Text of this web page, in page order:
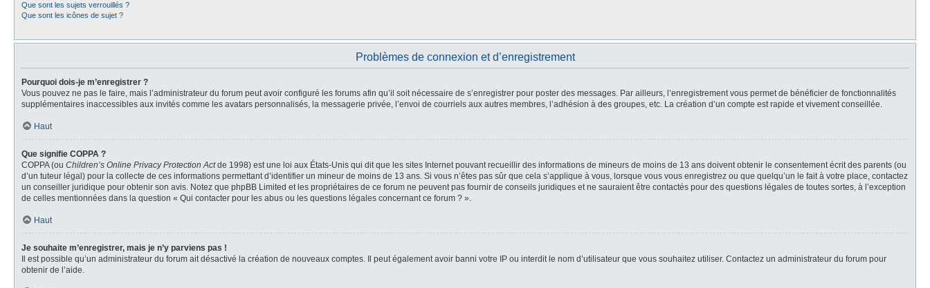
Que sont les sujets verrouillés ?
Que sont les icônes de sujet ?
Problèmes de connexion et d’enregistrement
Pourquoi dois-je m’enregistrer ?
Vous pouvez ne pas le faire, mais l’administrateur du forum peut avoir configuré les forums afin qu’il soit nécessaire de s’enregistrer pour poster des messages. Par ailleurs, l’enregistrement vous permet de bénéficier de fonctionnalités
supplémentaires inaccessibles aux invités comme les avatars personnalisés, la messagerie privée, l’envoi de courriels aux autres membres, l’adhésion à des groupes, etc. La création d’un compte est rapide et vivement conseillée.
Haut
Que signifie COPPA ?
COPPA (ou Children’s Online Privacy Protection Actde 1998) est une loi aux États-Unis qui dit que les sites Internet pouvant recueillir des informations de mineurs de moins de 13 ans doivent obtenir le consentement écrit des parents (ou
d’un tuteur légal) pour la collecte de ces informations permettant d’identifier un mineur de moins de 13 ans. Si vous n’êtes pas sûr que cela s’applique à vous, lorsque vous vous enregistrez ou que quelqu’un le fait à votre place, contactez
un conseiller juridique pour obtenir son avis. Notez que phpBB Limited et les propriétaires de ce forum ne peuvent pas fournir de conseils juridiques et ne sauraient être contactés pour des questions légales de toutes sortes, à l’exception
de celles mentionnées dans la question « Qui contacter pour les abus ou les questions légales concernant ce forum ? ».
Haut
Je souhaite m’enregistrer, mais je n’y parviens pas !
Il est possible qu’un administrateur du forum ait désactivé la création de nouveaux comptes. Il peut également avoir banni votre IP ou interdit le nom d’utilisateur que vous souhaitez utiliser. Contactez un administrateur du forum pour
obtenir de l’aide.